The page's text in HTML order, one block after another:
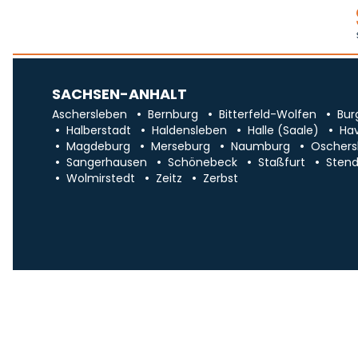
SACHSEN-ANHALT
Aschersleben Bernburg Bitterfeld-Wolfen
Halberstadt
Haldensleben Halle (Saale)
Magdeburg
Merseburg Naumburg
Sangerhausen
Schönebeck Staßfurt
Wolmirstedt
Zeitz Zerbst